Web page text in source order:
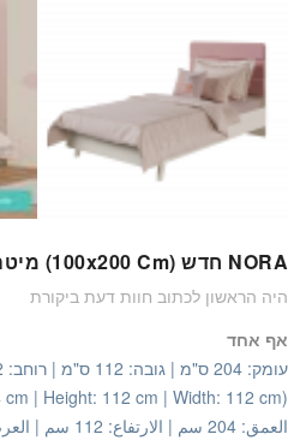
NORA חדש (100x200 Cm) מיטה
היה הראשון לכתוב חוות דעת ביקורת
אף אחד
עומק: 204 ס"מ | גובה: 112 ס"מ | רוחב: 112 ס"מ
(Depth: 204 cm | Height: 112 cm | Width: 112 cm)
العمق: 204 سم | الارتفاع: 112 سم | العرض: 112 سم